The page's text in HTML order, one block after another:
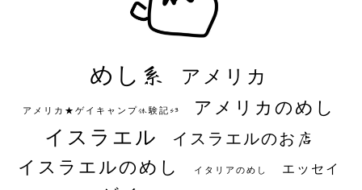
めし系 アメリカ
アメリカ★ゲイキャンプ体験記S3 アメリカのめし
イスラエル イスラエルのお店
イスラエルのめし イタリアのめし エッセイ